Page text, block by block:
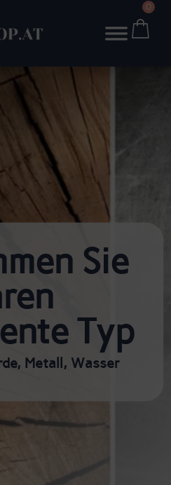
0
Sie
Typ
Metall, Wasser